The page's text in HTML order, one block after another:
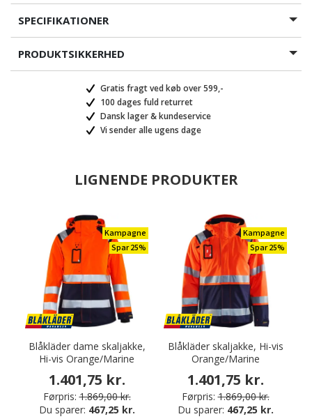
SPECIFIKATIONER
PRODUKTSIKKERHED
Gratis fragt ved køb over 599,-
100 dages fuld returret
Dansk lager & kundeservice
Vi sender alle ugens dage
LIGNENDE PRODUKTER
Kampagne
Spar 25%
Blåkläder dame skaljakke,
Hi-vis Orange/Marine
1.401,75 kr.
Førpris: 1.869,00 kr.
Du sparer: 467,25 kr.
Kampagne
Spar 25%
Blåkläder skaljakke, Hi-vis
Orange/Marine
1.401,75 kr.
Førpris: 1.869,00 kr.
Du sparer: 467,25 kr.